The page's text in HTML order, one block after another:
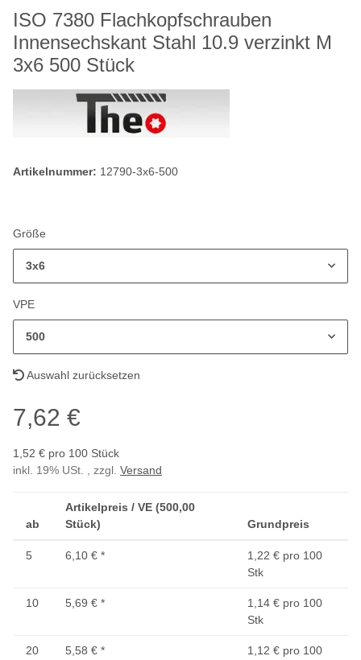
ISO 7380 Flachkopfschrauben
Innensechskant Stahl 10.9 verzinkt M
3x6 500 Stück
Artikelnummer: 12790-3x6-500
Größe
3x6
VPE
500
Auswahl zurücksetzen
7,62 €
1,52 € pro 100 Stück
inkl. 19% USt. , zzgl. Versand
ab
Artikelpreis / VE (500,00
Stück)
Grundpreis
5 6,10 € *
1,22 € pro 100
Stk
10 5,69 € *
1,14 € pro 100
Stk
20 5,58 € *
1,12 € pro 100